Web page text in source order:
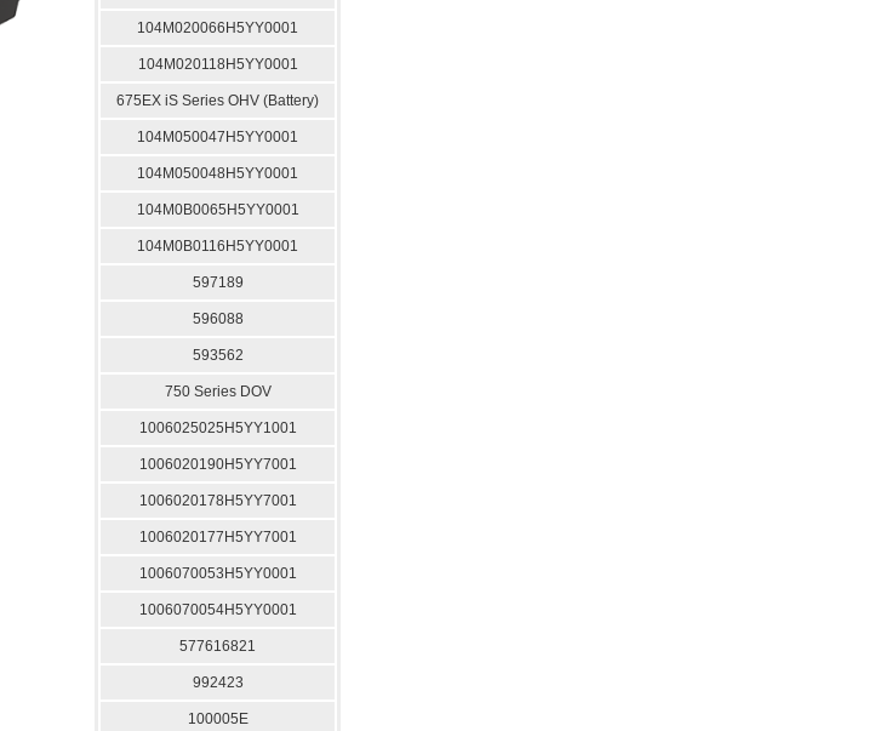
104M020066H5YY0001
104M020118H5YY0001
675EX iS Series OHV (Battery)
104M050047H5YY0001
104M050048H5YY0001
104M0B0065H5YY0001
104M0B0116H5YY0001
597189
596088
593562
750 Series DOV
1006025025H5YY1001
1006020190H5YY7001
1006020178H5YY7001
1006020177H5YY7001
1006070053H5YY0001
1006070054H5YY0001
577616821
992423
100005E